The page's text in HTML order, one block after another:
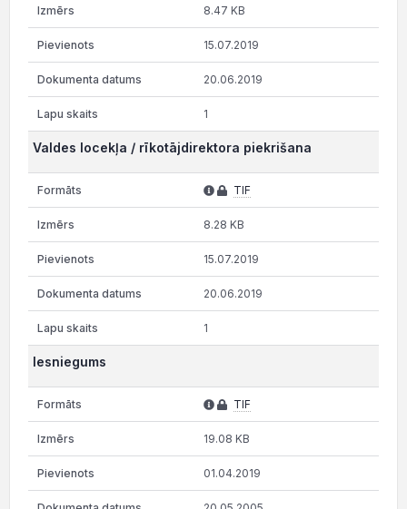
8.47 KB
15.07.2019
20.06.2019
1
Valdes locekļa / rīkotājdirektora piekrišana
TIF
8.28 KB
15.07.2019
20.06.2019
1
Iesniegums
TIF
19.08 KB
01.04.2019